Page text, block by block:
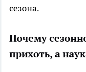
сезона.
Почему
прихоть, а